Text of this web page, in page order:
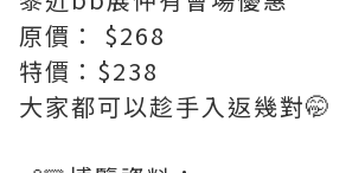
原價： $268
特價：$238
大家都可以趁手入返幾對🤭